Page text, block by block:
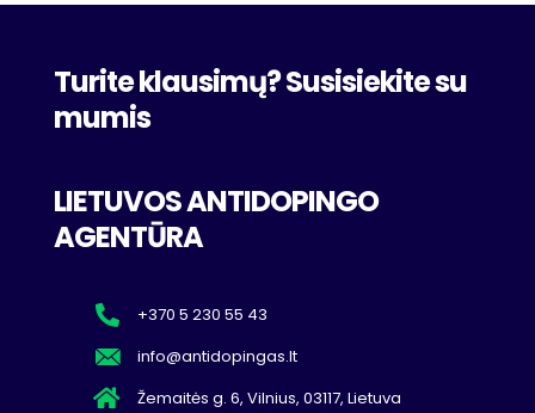
Turite klausimų? Susisiekite su
mumis
LIETUVOS ANTIDOPINGO
AGENTŪRA
+370 5 230 55 43
info@antidopingas.lt
Žemaitės g. 6, Vilnius, 03117, Lietuva